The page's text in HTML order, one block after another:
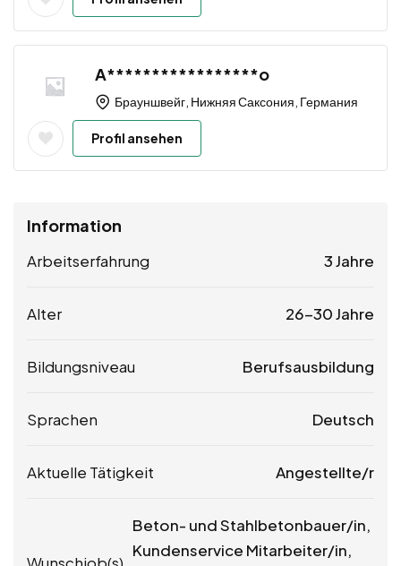
A*****************o
Брауншвейг, Нижняя Саксония, Германия
Profil ansehen
Information
Arbeitserfahrung 3 Jahre
Alter 26-30 Jahre
Bildungsniveau Berufsausbildung
Sprachen Deutsch
Aktuelle Tätigkeit Angestellte/r
Beton- und Stahlbetonbauer/in,
Kundenservice Mitarbeiter/in,